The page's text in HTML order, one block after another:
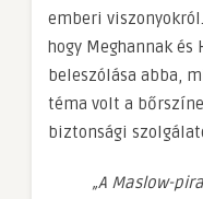
emberi
hogy Meghannak
beleszólása abba,
téma volt a
biztonsági
„A Maslow-